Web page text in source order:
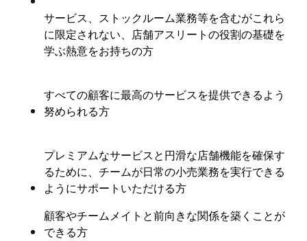
サービス、ストックルーム業務等を含むがこれら
に限定されない、店舗アスリートの役割の基礎を
学ぶ熱意をお持ちの方
すべての顧客に最高のサービスを提供できるよう
努められる方
プレミアムなサービスと円滑な店舗機能を確保す
るために、チームが日常の小売業務を実行できる
ようにサポートいただける方
顧客やチームメイトと前向きな関係を築くことが
できる方